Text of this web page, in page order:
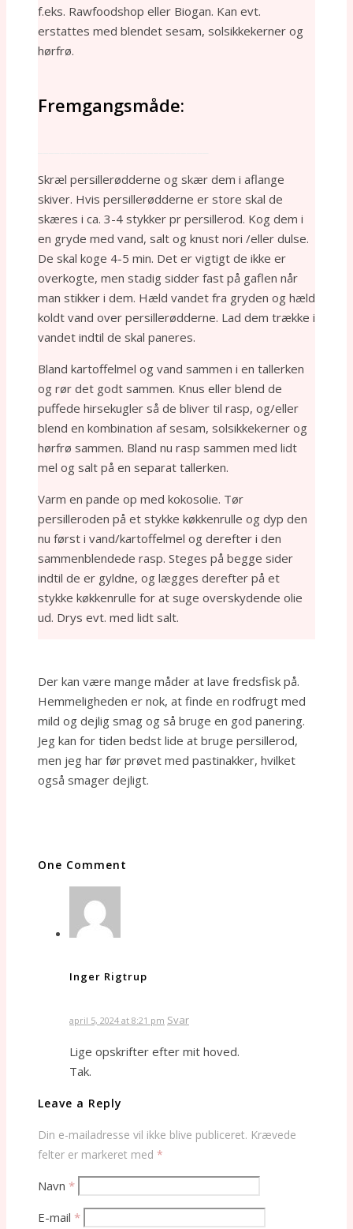
f.eks. Rawfoodshop eller Biogan. Kan evt.
erstattes med blendet sesam, solsikkekerner og
hørfrø.
Fremgangsmåde:
Skræl persillerødderne og skær dem i aflange
skiver. Hvis persillerødderne er store skal de
skæres i ca. 3-4 stykker pr persillerod. Kog dem i
en gryde med vand, salt og knust nori /eller dulse.
De skal koge 4-5 min. Det er vigtigt de ikke er
overkogte, men stadig sidder fast på gaflen når
man stikker i dem. Hæld vandet fra gryden og hæld
koldt vand over persillerødderne. Lad dem trække i
vandet indtil de skal paneres.
Bland kartoffelmel og vand sammen i en tallerken
og rør det godt sammen. Knus eller blend de
puffede hirsekugler så de bliver til rasp, og/eller
blend en kombination af sesam, solsikkekerner og
hørfrø sammen. Bland nu rasp sammen med lidt
mel og salt på en separat tallerken.
Varm en pande op med kokosolie. Tør
persilleroden på et stykke køkkenrulle og dyp den
nu først i vand/kartoffelmel og derefter i den
sammenblendede rasp. Steges på begge sider
indtil de er gyldne, og lægges derefter på et
stykke køkkenrulle for at suge overskydende olie
ud. Drys evt. med lidt salt.
Der kan være mange måder at lave fredsfisk på.
Hemmeligheden er nok, at finde en rodfrugt med
mild og dejlig smag og så bruge en god panering.
Jeg kan for tiden bedst lide at bruge persillerod,
men jeg har før prøvet med pastinakker, hvilket
også smager dejligt.
One Comment
Inger Rigtrup
april 5, 2024 at 8:21 pm Svar
Lige opskrifter efter mit hoved.
Tak.
Leave a Reply
Din e-mailadresse vil ikke blive publiceret. Krævede
felter er markeret med *
Navn *
E-mail *